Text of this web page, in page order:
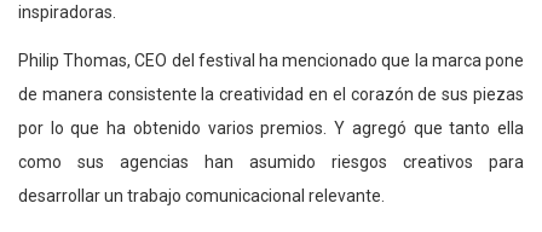
inspiradoras.
Philip Thomas, CEO del festival ha mencionado que la marca pone
de manera consistente la creatividad en el corazón de sus piezas
por lo que ha obtenido varios premios. Y agregó que tanto ella
como sus agencias han asumido riesgos creativos para
desarrollar un trabajo comunicacional relevante.